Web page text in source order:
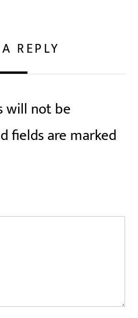
REPLY
will not be
fields are marked